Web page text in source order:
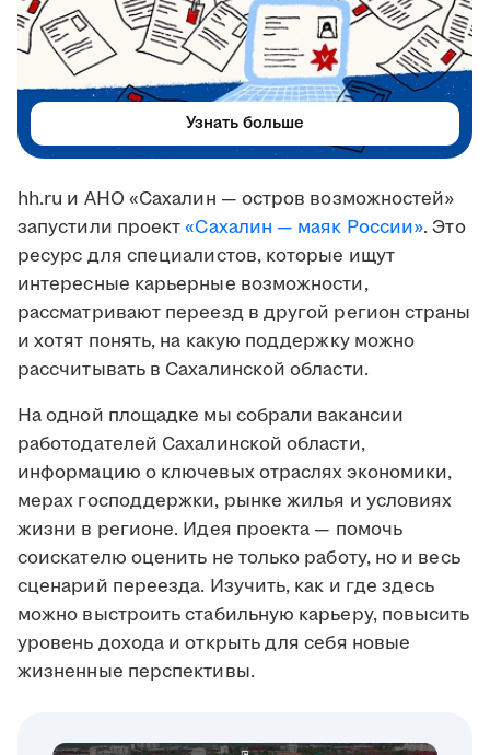
hh.ru и АНО «Сахалин — остров возможностей»
запустили проект«Сахалин — маяк России». Это
ресурс для специалистов, которые ищут
интересные карьерные возможности,
рассматривают переезд в другой регион страны
и хотят понять, на какую поддержку можно
рассчитывать в Сахалинской области.
На одной площадке мы собрали вакансии
работодателей Сахалинской области,
информацию о ключевых отраслях экономики,
мерах господдержки, рынке жилья и условиях
жизни в регионе. Идея проекта — помочь
соискателю оценить не только работу, но и весь
сценарий переезда. Изучить, как и где здесь
можно выстроить стабильную карьеру, повысить
уровень дохода и открыть для себя новые
жизненные перспективы.
Узнать больше